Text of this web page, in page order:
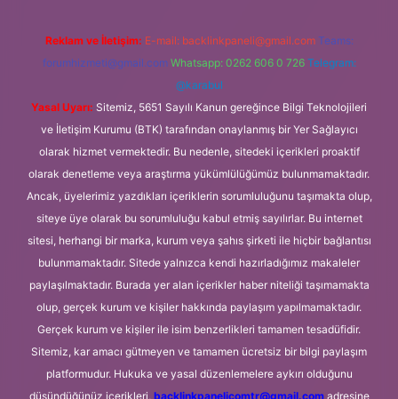
Reklam ve İletişim: E-mail: backlinkpaneli@gmail.com Teams:
forumhizmeti@gmail.com Whatsapp: 0262 606 0 726 Telegram:
@karabul
Yasal Uyarı: Sitemiz, 5651 Sayılı Kanun gereğince Bilgi Teknolojileri
ve İletişim Kurumu (BTK) tarafından onaylanmış bir Yer Sağlayıcı
olarak hizmet vermektedir. Bu nedenle, sitedeki içerikleri proaktif
olarak denetleme veya araştırma yükümlülüğümüz bulunmamaktadır.
Ancak, üyelerimiz yazdıkları içeriklerin sorumluluğunu taşımakta olup,
siteye üye olarak bu sorumluluğu kabul etmiş sayılırlar. Bu internet
sitesi, herhangi bir marka, kurum veya şahıs şirketi ile hiçbir bağlantısı
bulunmamaktadır. Sitede yalnızca kendi hazırladığımız makaleler
paylaşılmaktadır. Burada yer alan içerikler haber niteliği taşımamakta
olup, gerçek kurum ve kişiler hakkında paylaşım yapılmamaktadır.
Gerçek kurum ve kişiler ile isim benzerlikleri tamamen tesadüfidir.
Sitemiz, kar amacı gütmeyen ve tamamen ücretsiz bir bilgi paylaşım
platformudur. Hukuka ve yasal düzenlemelere aykırı olduğunu
düşündüğünüz içerikleri, backlinkpanelicomtr@gmail.comadresine